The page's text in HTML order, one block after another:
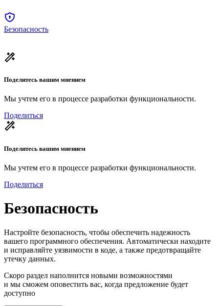
Безопасность
Поделитесь вашим мнением
Мы учтем его в процессе разработки функциональности.
Поделиться
Поделитесь вашим мнением
Мы учтем его в процессе разработки функциональности.
Поделиться
Безопасность
Настройте безопасность, чтобы обеспечить надежность
вашего программного обеспечения. Автоматически находите
и исправляйте уязвимости в коде, а также предотвращайте
утечку данных.
Скоро раздел наполнится новыми возможностями
и мы сможем оповестить вас, когда предложение будет
доступно